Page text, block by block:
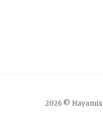
2026 © Hayamix